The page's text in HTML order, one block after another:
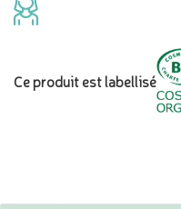
Ce produit est labellisé